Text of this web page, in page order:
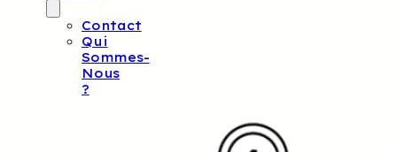
Contact
Qui
Sommes-
Nous
?